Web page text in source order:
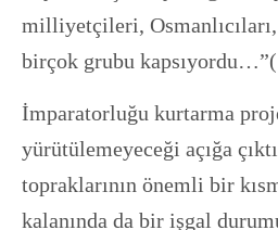
milliyetçileri, Osmanlıcıları,
birçok grubu
İmparatorluğu kurtarma
yürütülemeyeceği açığa
topraklarının önemli bir
kalanında da bir işgal